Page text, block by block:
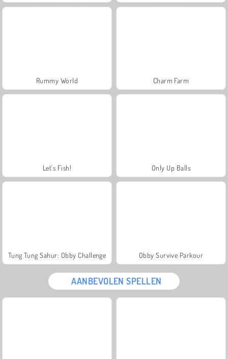
Rummy World Charm Farm
Let's Fish! Only Up Balls
Tung Tung Sahur: Obby Challenge Obby Survive Parkour
AANBEVOLEN SPELLEN